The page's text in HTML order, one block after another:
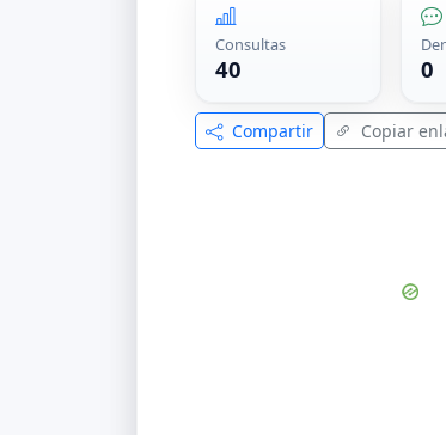
Consultas
40 0
Compartir Copiar